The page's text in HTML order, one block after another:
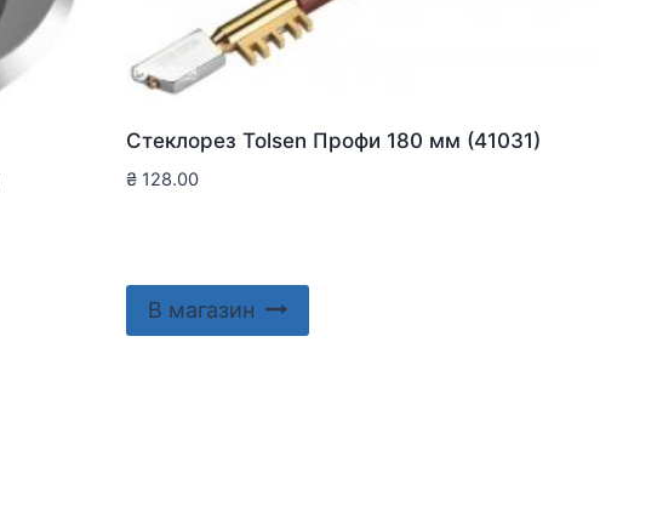
Стеклорез Tolsen Профи 180 мм (41031)
₴128.00
В магазин